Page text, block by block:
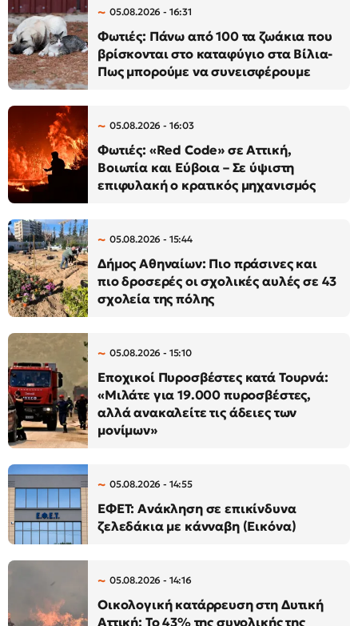
05.08.2026 - 16:31
Φωτιές: Πάνω από 100 τα ζωάκια που
βρίσκονται στο καταφύγιο στα Βίλια-
Πως μπορούμε να συνεισφέρουμε
05.08.2026 - 16:03
Φωτιές: «Red Code» σε Αττική,
Βοιωτία και Εύβοια – Σε ύψιστη
επιφυλακή ο κρατικός μηχανισμός
05.08.2026 - 15:44
Δήμος Αθηναίων: Πιο πράσινες και
πιο δροσερές οι σχολικές αυλές σε 43
σχολεία της πόλης
05.08.2026 - 15:10
Εποχικοί Πυροσβέστες κατά Τουρνά:
«Μιλάτε για 19.000 πυροσβέστες,
αλλά ανακαλείτε τις άδειες των
μονίμων»
05.08.2026 - 14:55
ΕΦΕΤ: Ανάκληση σε επικίνδυνα
ζελεδάκια με κάνναβη (Εικόνα)
05.08.2026 - 14:16
Οικολογική κατάρρευση στη Δυτική
Αττική: Το 43% της συνολικής της